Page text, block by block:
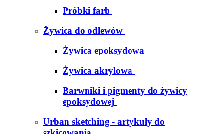
Próbki farb
Żywica do odlewów
Żywica epoksydowa
Żywica akrylowa
Barwniki i pigmenty do żywicy
epoksydowej
Urban sketching - artykuły do